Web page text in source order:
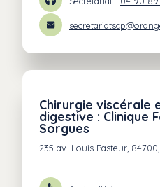
Chirurgie viscérale
digestive : Clinique
Sorgues
235 av. Louis Pasteur,